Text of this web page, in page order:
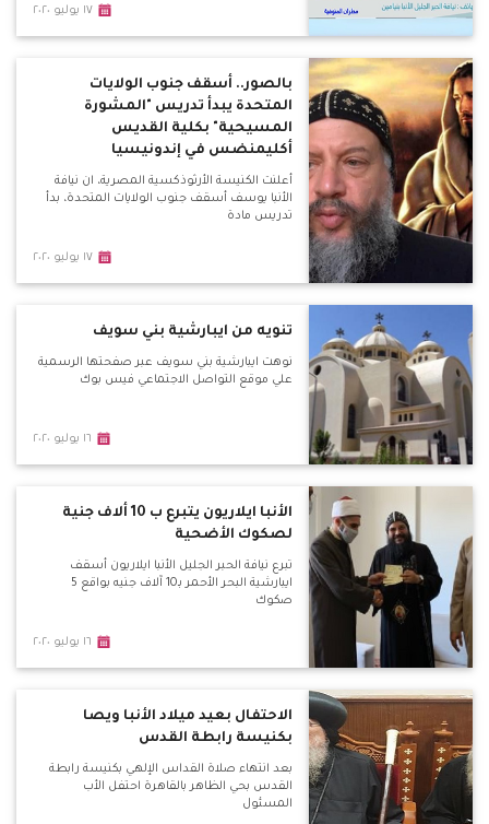
١٧ يوليو ٢٠٢٠
بالصور.. أسقف جنوب الولايات
المتحدة يبدأ تدريس "المشورة
المسيحية" بكلية القديس
أكليمنضس في إندونيسيا
أعلنت الكنيسة الأرثوذكسية المصرية، ان نيافة
الأنبا يوسف أسقف جنوب الولايات المتحدة، بدأ
تدريس مادة
١٧ يوليو ٢٠٢٠
تنويه من ايبارشية بني سويف
نوهت ايبارشية بني سويف عبر صفحتها الرسمية
علي موقع التواصل الاجتماعي فيس بوك
١٦ يوليو ٢٠٢٠
الأنبا ايلاريون يتبرع ب 10 ألاف جنية
لصكوك الأضحية
تبرع نيافة الحبر الجليل الأنبا ايلاريون أسقف
ايبارشية البحر الأحمر بـ10 آلاف جنيه بواقع 5
صكوك
١٦ يوليو ٢٠٢٠
الاحتفال بعيد ميلاد الأنبا ويصا
بكنيسة رابطة القدس
بعد انتهاء صلاة القداس الإلهي بكنيسة رابطة
القدس بحي الظاهر بالقاهرة احتفل الأب
المسئول